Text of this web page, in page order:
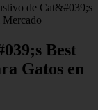
de Cat&#039;s
Best
Gatos en